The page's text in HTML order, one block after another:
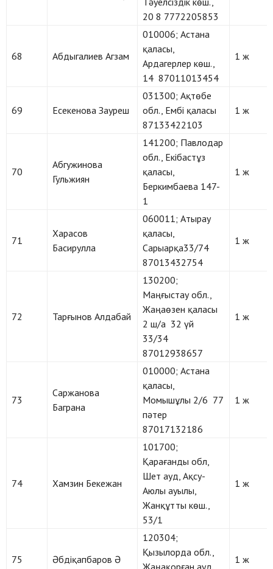
20 8 7772205853
68 Абдыгалиев Агзам
010006; Астана
қаласы,
Ардагерлер көш.,
14 87011013454
1 ж
69 Есекенова Зауреш
031300; Ақтөбе
обл., Ембі қаласы
87133422103
1 ж
70
Абгужинова
Гульжиян
141200; Павлодар
обл., Екібастұз
қаласы,
Беркимбаева 147-
1
1 ж
71
Харасов
Басирулла
060011; Атырау
қаласы,
Сарыарқа33/74
87013432754
1 ж
72 Тарғынов Алдабай
130200;
Маңғыстау обл.,
Жаңаөзен қаласы
2 ш/а 32 үй
33/34
87012938657
1 ж
73
Саржанова
Баграна
010000; Астана
қаласы,
Момышұлы 2/6 77
пәтер
87017132186
1 ж
74 Хамзин Бекежан
101700;
Қарағанды обл,
Шет ауд, Ақсу-
Аюлы ауылы,
Жанқұтты көш.,
53/1
1 ж
75 Әбдіқапбаров Ә
120304;
Қызылорда обл.,
Жаңақорған ауд.,
1 ж